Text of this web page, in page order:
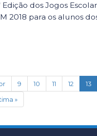
Edição dos Jogos
2018 para os alunos
9 10 11 12 13
»